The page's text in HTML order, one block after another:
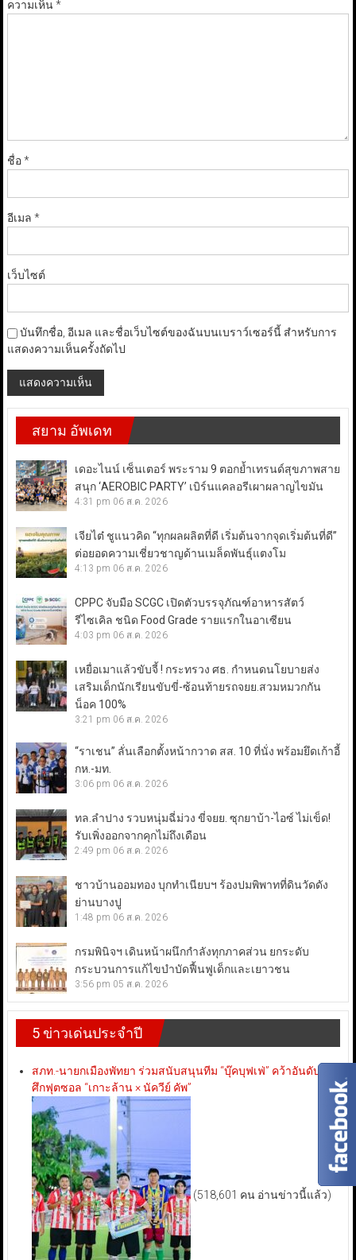
ความเห็น*
ชื่อ*
อีเมล *
เว็บไซต์
บันทึกชื่อ, อีเมล และชื่อเว็บไซต์ของฉันบนเบราว์เซอร์นี้ สำหรับการ
แสดงความเห็นครั้งถัดไป
สยาม อัพเดท
เดอะไนน์ เซ็นเตอร์ พระราม 9 ตอกย้ำเทรนด์สุขภาพสาย
สนุก ‘AEROBIC PARTY’ เบิร์นแคลอรีเผาผลาญไขมัน
4:31 pm 06 ส.ค. 2026
เจียไต๋ ชูแนวคิด “ทุกผลผลิตที่ดี เริ่มต้นจากจุดเริ่มต้นที่ดี”
ต่อยอดความเชี่ยวชาญด้านเมล็ดพันธุ์แตงโม
4:13 pm 06 ส.ค. 2026
CPPC จับมือ SCGC เปิดตัวบรรจุภัณฑ์อาหารสัตว์
รีไซเคิล ชนิด Food Grade รายแรกในอาเซียน
4:03 pm 06 ส.ค. 2026
เหยื่อเมาแล้วขับจี้ ! กระทรวง ศธ. กำหนดนโยบายส่ง
เสริมเด็กนักเรียนขับขี่-ซ้อนท้ายรถจยย.สวมหมวกกัน
น็อค 100%
3:21 pm 06 ส.ค. 2026
“ราเชน” ลั่นเลือกตั้งหน้ากวาด สส. 10 ที่นั่ง พร้อมยึดเก้าอี้
กห.-มท.
3:06 pm 06 ส.ค. 2026
ทล.ลำปาง รวบหนุ่มฉี่ม่วง ขี่จยย. ซุกยาบ้า-ไอซ์ ไม่เข็ด!
รับเพิ่งออกจากคุกไม่ถึงเดือน
2:49 pm 06 ส.ค. 2026
ชาวบ้านออมทอง บุกทำเนียบฯ ร้องปมพิพาทที่ดินวัดดัง
ย่านบางปู
1:48 pm 06 ส.ค. 2026
กรมพินิจฯ เดินหน้าผนึกกำลังทุกภาคส่วน ยกระดับ
กระบวนการแก้ไขบำบัดฟื้นฟูเด็กและเยาวชน
3:56 pm 05 ส.ค. 2026
5 ข่าวเด่นประจำปี
สภท.-นายกเมืองพัทยา ร่วมสนับสนุนทีม “บุ๊คบุฟเฟ่” คว้าอันดับ 3
ศึกฟุตซอล “เกาะล้าน × นัควีย์ คัพ”
(518,601 คน อ่านข่าวนี้แล้ว)